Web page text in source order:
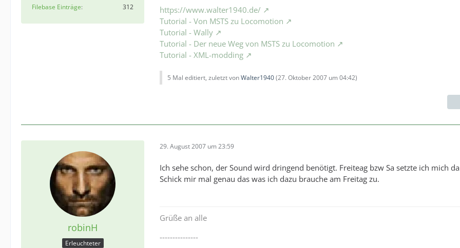
Filebase Einträge
312
https://www.walter1940.de/
Tutorial - Von MSTS zu Locomotion
Tutorial - Wally
Tutorial - Der neue Weg von MSTS zu Locomotion
Tutorial - XML-modding
5 Mal editiert, zuletzt vonWalter1940(27. Oktober 2007 um 04:42)
robinH
Erleuchteter
29. August 2007 um 23:59
Ich sehe schon, der Sound wird dringend benötigt. Freiteag bzw Sa setzte ich mich
Schick mir mal genau das was ich dazu brauche am Freitag zu.
Grüße an alle
---------------